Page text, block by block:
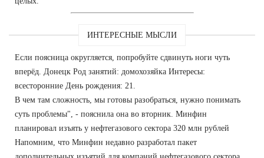
ИНТЕРЕСНЫЕ МЫСЛИ
Если поясница округляется, попробуйте сдвинуть ноги чуть
вперёд. Донецк Род занятий: домохозяйка Интересы:
всесторонние День рождения: 21.
В чем там сложность, мы готовы разобраться, нужно понимать
суть проблемы", - пояснила она во вторник. Минфин
планировал изъять у нефтегазового сектора 320 млн рублей
Напомним, что Минфин недавно разработал пакет